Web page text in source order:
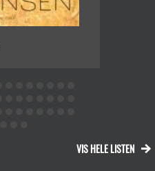
VIS HELE LISTEN